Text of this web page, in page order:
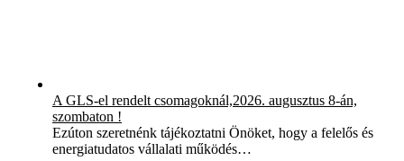
A GLS-el rendelt csomagoknál,2026. augusztus 8-án,
szombaton !
Ezúton szeretnénk tájékoztatni Önöket, hogy a felelős és
energiatudatos vállalati működés…